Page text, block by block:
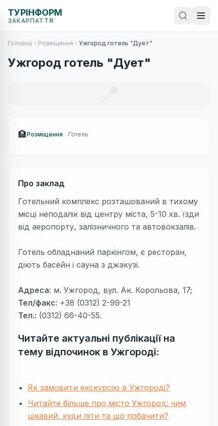
ТУРІНФОРМ
ЗАКАРПАТТЯ
Головна Розміщення Ужгород готель "Дует"
Ужгород готель "Дует"
🏨Розміщення Готель
Про заклад
Готельний комплекс розташований в тихому
місці неподалік від центру міста, 5-10 хв. їзди
від аеропорту, залізничного та автовокзалів.
Готель обладнаний паркінгом, є ресторан,
діють басейн і сауна з джакузі.
Адреса: м. Ужгород, вул. Ак. Корольова, 17;
Тел/факс: +38 (0312) 2-99-21
Тел.: (0312) 66-40-55.
Читайте актуальні публікації на
тему відпочинок в Ужгороді:
Як замовити екскурсію в Ужгороді?
Читайте більше про місто Ужгород: чим
цікавий, куди піти та що побачити?